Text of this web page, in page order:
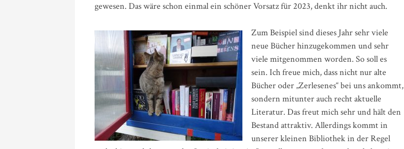
gewesen. Das wäre schon einmal ein schöner Vorsatz für 2023, denkt ihr nicht auch.
Zum Beispiel sind dieses Jahr sehr viele
neue Bücher hinzugekommen und sehr
viele mitgenommen worden. So soll es
sein. Ich freue mich, dass nicht nur alte
Bücher oder „Zerlesenes“ bei uns ankommt,
sondern mitunter auch recht aktuelle
Literatur. Das freut mich sehr und hält den
Bestand attraktiv. Allerdings kommt in
unserer kleinen Bibliothek in der Regel